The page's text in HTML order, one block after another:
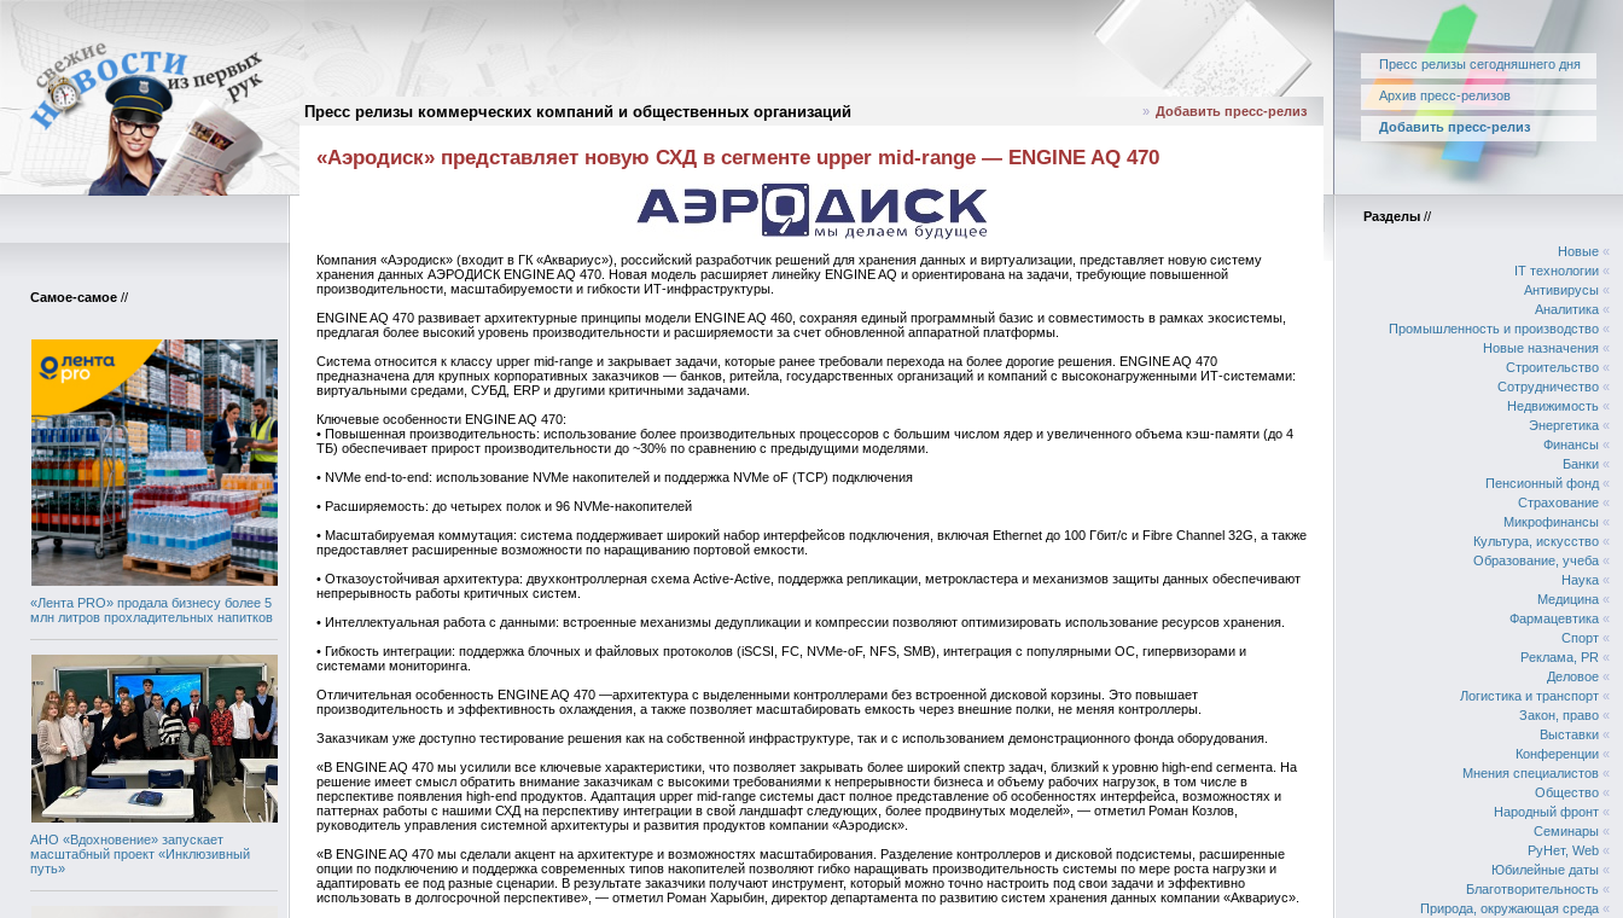
Пресс релизы коммерческих компаний и общественных организаций
Пресс релизы сегодняшнего дня
Архив пресс-релизов
Добавить пресс-релиз
Самое-самое //
«Лента PRO» продала бизнесу более 5
млн литров прохладительных напитков
АНО «Вдохновение» запускает
масштабный проект «Инклюзивный
путь»
Пресс-релизы// » Добавить пресс-релиз
«Аэродиск» представляет новую СХД в сегменте upper mid-range — ENGINE AQ 470
Компания «Аэродиск» (входит в ГК «Аквариус»), российский разработчик решений для хранения данных и виртуализации, представляет новую систему
хранения данных АЭРОДИСК ENGINE AQ 470. Новая модель расширяет линейку ENGINE AQ и ориентирована на задачи, требующие повышенной
производительности, масштабируемости и гибкости ИТ-инфраструктуры.
ENGINE AQ 470 развивает архитектурные принципы модели ENGINE AQ 460, сохраняя единый программный базис и совместимость в рамках экосистемы,
предлагая более высокий уровень производительности и расширяемости за счет обновленной аппаратной платформы.
Система относится к классу upper mid-range и закрывает задачи, которые ранее требовали перехода на более дорогие решения. ENGINE AQ 470
предназначена для крупных корпоративных заказчиков — банков, ритейла, государственных организаций и компаний с высоконагруженными ИТ-системами:
виртуальными средами, СУБД, ERP и другими критичными задачами.
Ключевые особенности ENGINE AQ 470:
• Повышенная производительность: использование более производительных процессоров с большим числом ядер и увеличенного объема кэш-памяти (до 4
ТБ) обеспечивает прирост производительности до ~30% по сравнению с предыдущими моделями.
• NVMe end-to-end: использование NVMe накопителей и поддержка NVMe oF (TCP) подключения
• Расширяемость: до четырех полок и 96 NVMe-накопителей
• Масштабируемая коммутация: система поддерживает широкий набор интерфейсов подключения, включая Ethernet до 100 Гбит/с и Fibre Channel 32G, а также
предоставляет расширенные возможности по наращиванию портовой емкости.
• Отказоустойчивая архитектура: двухконтроллерная схема Active-Active, поддержка репликации, метрокластера и механизмов защиты данных обеспечивают
непрерывность работы критичных систем.
• Интеллектуальная работа с данными: встроенные механизмы дедупликации и компрессии позволяют оптимизировать использование ресурсов хранения.
• Гибкость интеграции: поддержка блочных и файловых протоколов (iSCSI, FC, NVMe-oF, NFS, SMB), интеграция с популярными ОС, гипервизорами и
системами мониторинга.
Отличительная особенность ENGINE AQ 470 —архитектура с выделенными контроллерами без встроенной дисковой корзины. Это повышает
производительность и эффективность охлаждения, а также позволяет масштабировать емкость через внешние полки, не меняя контроллеры.
Заказчикам уже доступно тестирование решения как на собственной инфраструктуре, так и с использованием демонстрационного фонда оборудования.
«В ENGINE AQ 470 мы усилили все ключевые характеристики, что позволяет закрывать более широкий спектр задач, близкий к уровню high-end сегмента. На
решение имеет смысл обратить внимание заказчикам с высокими требованиями к непрерывности бизнеса и объему рабочих нагрузок, в том числе в
перспективе появления high-end продуктов. Адаптация upper mid-range системы даст полное представление об особенностях интерфейса, возможностях и
паттернах работы с нашими СХД на перспективу интеграции в свой ландшафт следующих, более продвинутых моделей», — отметил Роман Козлов,
руководитель управления системной архитектуры и развития продуктов компании «Аэродиск».
«В ENGINE AQ 470 мы сделали акцент на архитектуре и возможностях масштабирования. Разделение контроллеров и дисковой подсистемы, расширенные
опции по подключению и поддержка современных типов накопителей позволяют гибко наращивать производительность системы по мере роста нагрузки и
адаптировать ее под разные сценарии. В результате заказчики получают инструмент, который можно точно настроить под свои задачи и эффективно
использовать в долгосрочной перспективе», — отметил Роман Харыбин, директор департамента по развитию систем хранения данных компании «Аквариус».
Разделы //
Новые «
IT технологии «
Антивирусы «
Аналитика «
Промышленность и производство «
Новые назначения «
Строительство «
Сотрудничество «
Недвижимость «
Энергетика «
Финансы «
Банки «
Пенсионный фонд «
Страхование «
Микрофинансы «
Культура, искусство «
Образование, учеба «
Наука «
Медицина «
Фармацевтика «
Спорт «
Реклама, PR «
Деловое «
Логистика и транспорт «
Закон, право «
Выставки «
Конференции «
Мнения специалистов «
Общество «
Народный фронт «
Семинары «
РуНет, Web «
Юбилейные даты «
Благотворительность «
Природа, окружающая среда «